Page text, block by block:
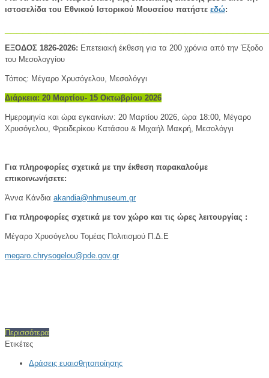
ιστοσελίδα του Εθνικού Ιστορικού Μουσείου πατήστε εδώ:
ΕΞΟΔΟΣ 1826-2026: Επετειακή έκθεση για τα 200 χρόνια από την Έξοδο
του Μεσολογγίου
Τόπος: Μέγαρο Χρυσόγελου, Μεσολόγγι
Διάρκεια: 20 Μαρτίου- 15 Οκτωβρίου 2026
Ημερομηνία και ώρα εγκαινίων: 20 Μαρτίου 2026, ώρα 18:00, Μέγαρο
Χρυσόγελου, Φρειδερίκου Κατάσου & Μιχαήλ Μακρή, Μεσολόγγι
Για πληροφορίες σχετικά με την έκθεση παρακαλούμε
επικοινωνήσετε:
Άννα Kάνδια akandia@nhmuseum.gr
Για πληροφορίες σχετικά με τον χώρο και τις ώρες λειτουργίας :
Μέγαρο Χρυσόγελου Τομέας Πολιτισμού Π.Δ.Ε
megaro.chrysogelou@pde.gov.gr
Περισσότερα
Ετικέτες
Δράσεις ευαισθητοποίησης